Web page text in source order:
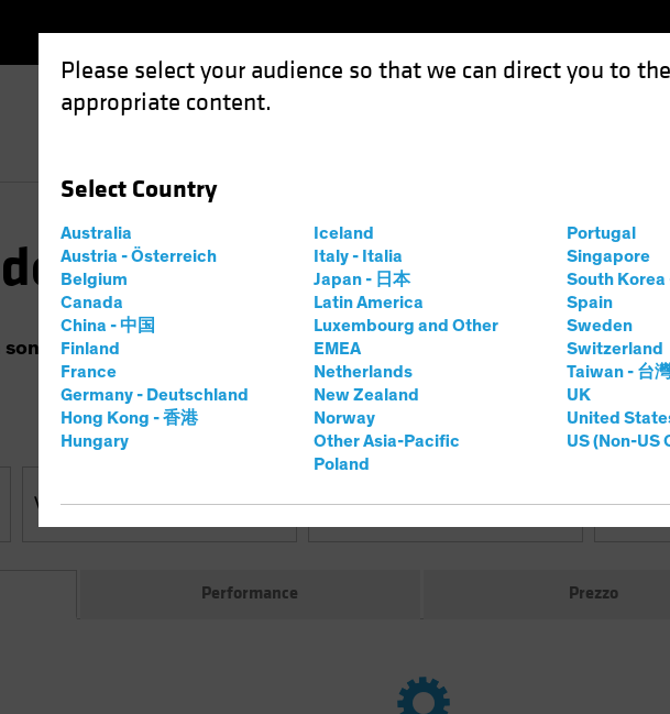
Please select your audience so that we can direct you to
appropriate content.
Select Country
Australia
Austria - Österreich
Belgium
Canada
China - 中国
Finland
France
Germany - Deutschland
Hong Kong - 香港
Hungary
Iceland
Italy - Italia
Japan - 日本
Latin America
Luxembourg and Other
EMEA
Netherlands
New Zealand
Norway
Other Asia-Pacific
Poland
Portugal
Singapore
South Korea
Spain
Sweden
Switzerland
Taiwan - 台
UK
United
US (Non-US
sono garanzia di risultati futuri. Il valore degli investimenti e il reddito
Valute Classi di azioni SFDR
Performance Prezzo